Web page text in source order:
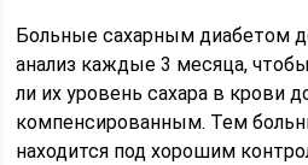
Больные сахарным диабетом
анализ каждые 3 месяца,
ли их уровень сахара в крови
компенсированным. Тем
находится под хорошим